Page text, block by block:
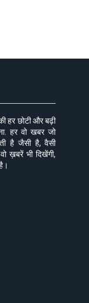
हर छोटी और बढ़ी
हर वो खबर जो
है जैसी है, वैसी
ख़बरें भी दिखेंगी,